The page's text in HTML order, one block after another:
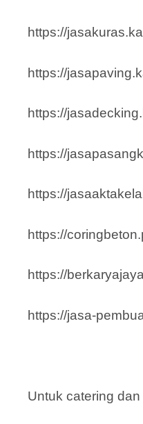
https://
https://
https://
https://
https://
https://
https://
https://jasa-
Untuk catering